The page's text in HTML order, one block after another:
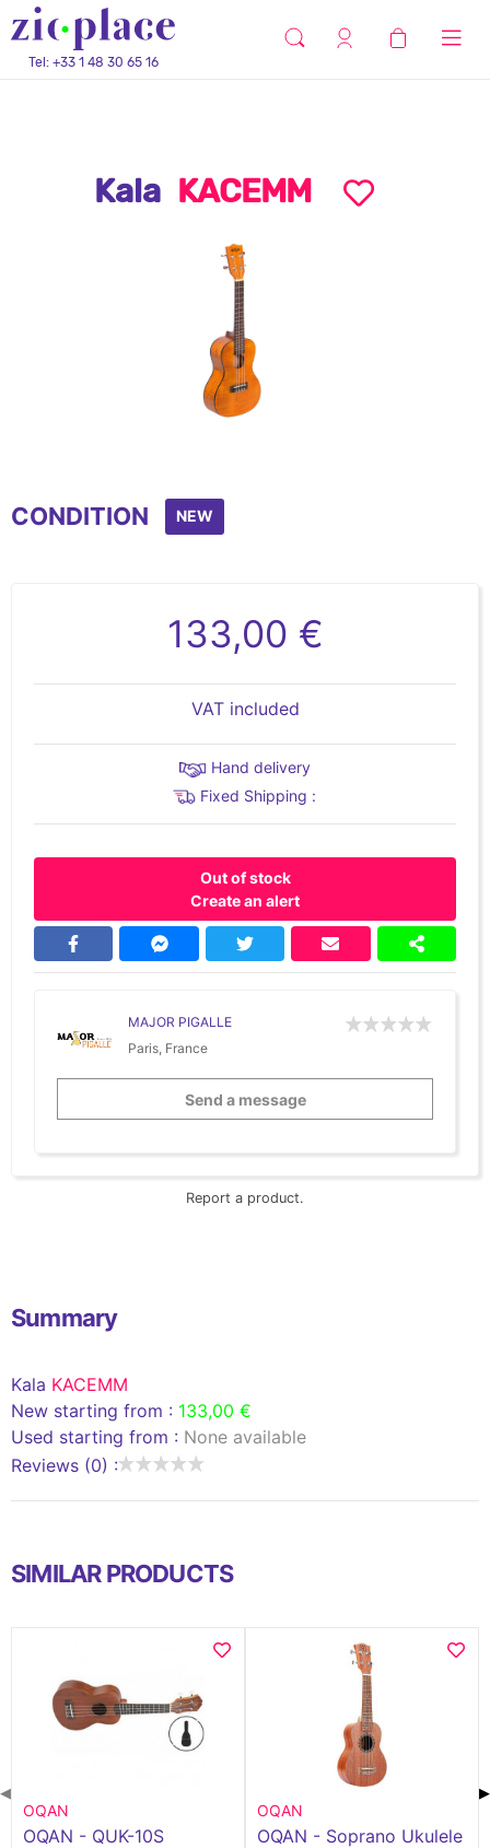
Tel: +33 1 48 30 65 16
Kala KACEMM
CONDITION NEW
133,00 €
VAT included
Hand delivery
Fixed Shipping :
Out of stock
Create an alert
MAJOR PIGALLE
Paris, France
Send a message
Report a product.
Summary
Kala KACEMM
New starting from : 133,00 €
Used starting from : None available
Reviews (0) :
SIMILAR PRODUCTS
OQAN
OQAN - QUK-10S
OQAN
OQAN - Soprano Ukulele
◀ ▶